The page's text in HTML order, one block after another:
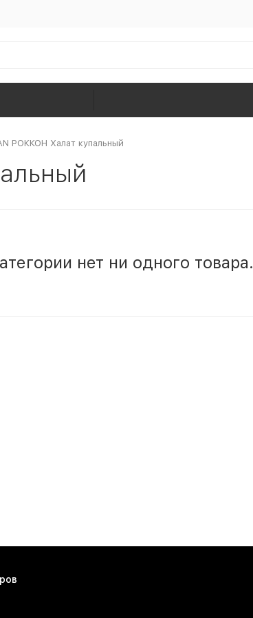
РОККОН Халат купальный
нет ни одного товара.